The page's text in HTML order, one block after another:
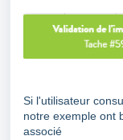
Si l'utilisateur
notre exemple ont
associé